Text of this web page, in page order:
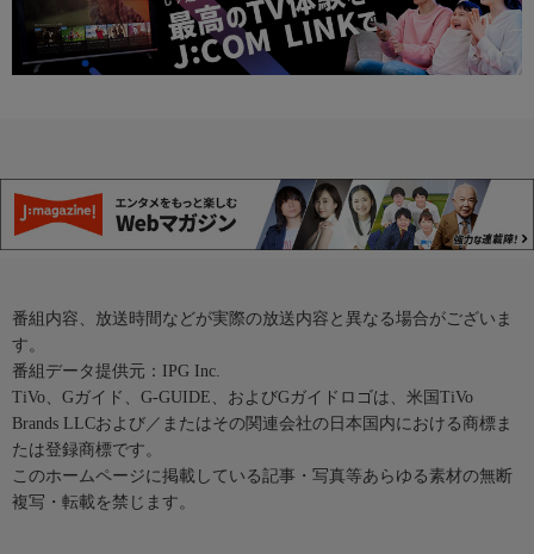
番組内容、放送時間などが実際の放送内容と異なる場合がございま
す。
番組データ提供元：IPG Inc.
TiVo、Gガイド、G-GUIDE、およびGガイドロゴは、米国TiVo
Brands LLCおよび／またはその関連会社の日本国内における商標ま
たは登録商標です。
このホームページに掲載している記事・写真等あらゆる素材の無断
複写・転載を禁じます。